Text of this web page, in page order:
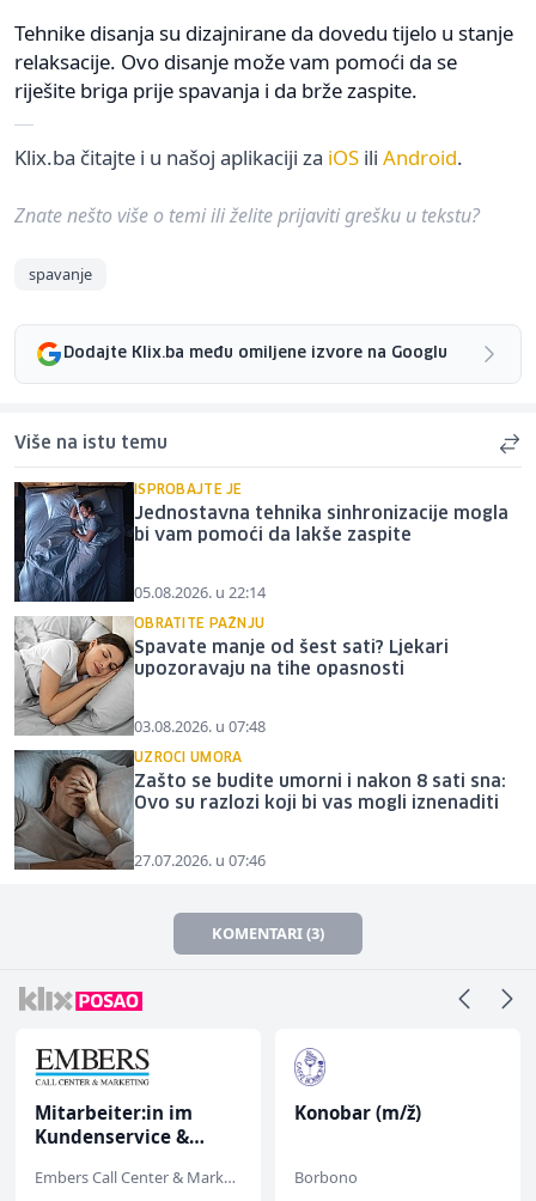
Tehnike disanja su dizajnirane da dovedu tijelo u stanje
relaksacije. Ovo disanje može vam pomoći da se
riješite briga prije spavanja i da brže zaspite.
Klix.ba čitajte i u našoj aplikaciji za iOS ili Android.
Znate nešto više o temi ili želite prijaviti grešku u tekstu?
spavanje
Dodajte Klix.ba među omiljene izvore na Googlu
Više na istu temu
ISPROBAJTE JE
Jednostavna tehnika sinhronizacije mogla
bi vam pomoći da lakše zaspite
05.08.2026. u 22:14
OBRATITE PAŽNJU
Spavate manje od šest sati? Ljekari
upozoravaju na tihe opasnosti
03.08.2026. u 07:48
UZROCI UMORA
Zašto se budite umorni i nakon 8 sati sna:
Ovo su razlozi koji bi vas mogli iznenaditi
27.07.2026. u 07:46
KOMENTARI (3)
Mitarbeiter:in im
Kundenservice &
Embers Call Center & Marketing
Konobar (m/ž)
Borbono